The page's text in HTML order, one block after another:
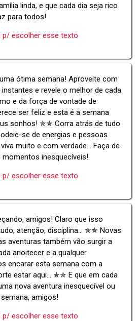
linda, e que cada dia seja rico
para todos!
p/ escolher esse texto
ótima semana! Aproveite com
e revele o melhor de cada
e da força de vontade de
ser feliz e esta é a semana
sonhos! ✯✯ Corra atrás de tudo
se de energias e pessoas
muito e com verdade... Faça de
inesquecíveis!
p/ escolher esse texto
amigos! Claro que isso
atenção, disciplina... ✯✯ Novas
aventuras também vão surgir a
anoitecer e a qualquer
encarar esta semana com a
estar aqui... ✯✯ E que em cada
nova aventura inesquecível ou
amigos!
p/ escolher esse texto